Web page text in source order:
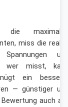
die
miss die
wer misst,
ein
— günstiger
auch